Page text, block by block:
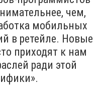
чем,
мобильных
в ретейле. Новые
приходят к нам
ради этой